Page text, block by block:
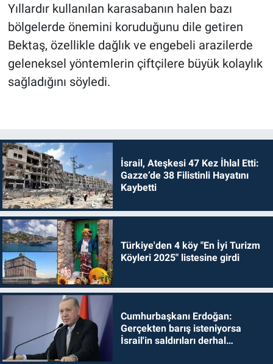
Yıllardır kullanılan karasabanın halen bazı
bölgelerde önemini koruduğunu dile getiren
Bektaş, özellikle dağlık ve engebeli arazilerde
geleneksel yöntemlerin çiftçilere büyük kolaylık
sağladığını söyledi.
İsrail, Ateşkesi 47 Kez İhlal Etti:
Gazze’de 38 Filistinli Hayatını
Kaybetti
Türkiye'den 4 köy "En İyi Turizm
Köyleri 2025" listesine girdi
Cumhurbaşkanı Erdoğan:
Gerçekten barış isteniyorsa
İsrail'in saldırıları derhal